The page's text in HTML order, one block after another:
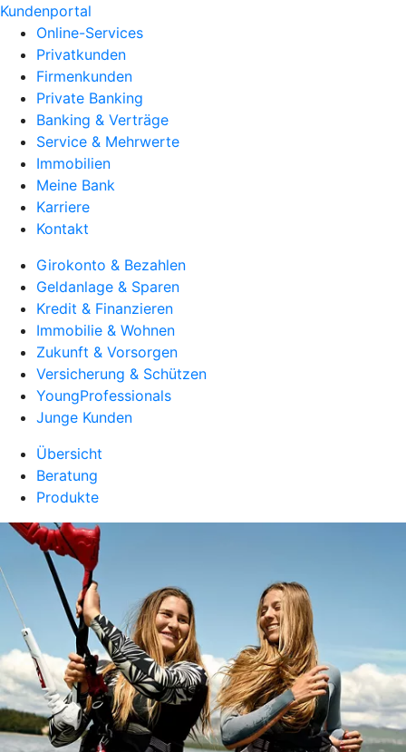
Kundenportal
Online-Services
Privatkunden
Firmenkunden
Private Banking
Banking & Verträge
Service & Mehrwerte
Immobilien
Meine Bank
Karriere
Kontakt
Girokonto & Bezahlen
Geldanlage & Sparen
Kredit & Finanzieren
Immobilie & Wohnen
Zukunft & Vorsorgen
Versicherung & Schützen
YoungProfessionals
Junge Kunden
Übersicht
Beratung
Produkte